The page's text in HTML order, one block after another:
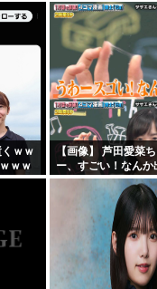
上手すぎる！！！【
くｗｗ
ｗｗ
【画像】 芦田愛菜
ー、すごい！なんか